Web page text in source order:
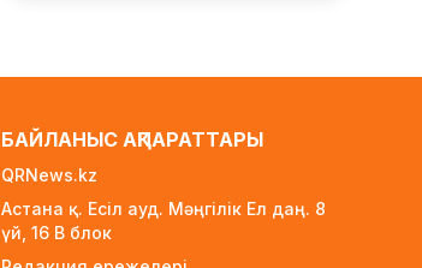
Футболдан Қазақстан
құрамасына жаңа бас бапкер
келеді
1 күн бұрын
«Қазақтелекомның» екі
БАЙЛАНЫС АҚПАРАТТАРЫ
QRNews.kz
Астана қ. Есіл ауд. Мәңгілік Ел даң. 8
үй, 16 B блок